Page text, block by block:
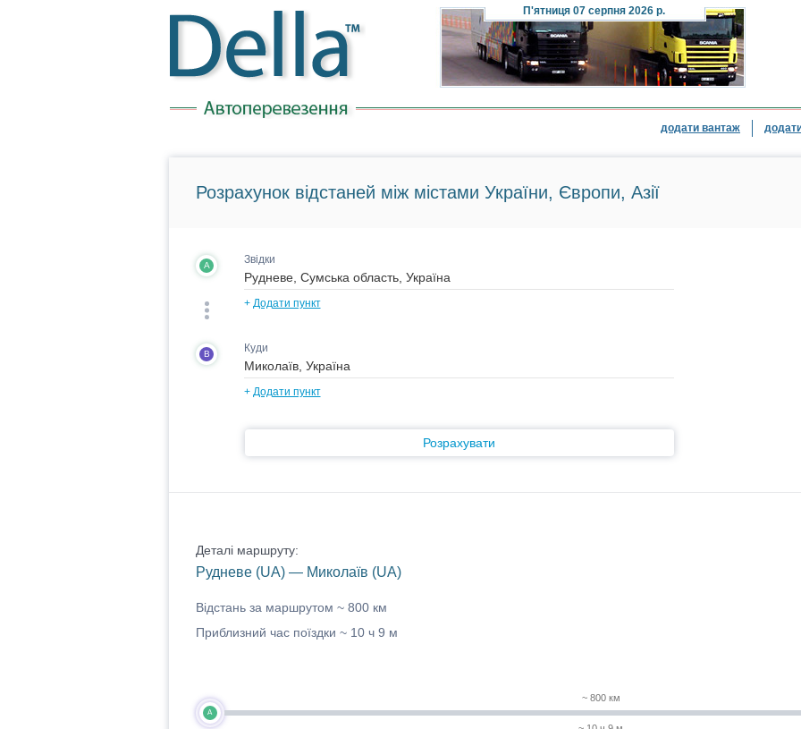
П'ятниця07 серпня 2026 р.
додати вантаж
Розрахунок відстаней між містами України, Європи, Азії
A Звідки
+ Додати пункт
B Куди
+ Додати пункт
Розрахувати
Деталі маршруту:
Рудневе (UA) — Миколаїв (UA)
Відстань за маршрутом ~ 800 км
Приблизний час поїздки ~ 10 ч 9 м
A
~ 800 км